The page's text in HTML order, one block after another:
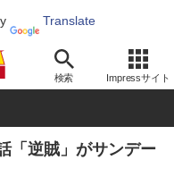
Translate
検索 Impressサイト
ン
「逆賊」がサンデー